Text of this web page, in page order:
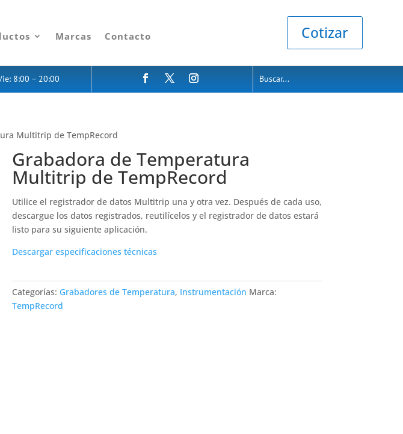
Marcas Contacto Cotizar
8:00 – 20:00
Multitrip de TempRecord
Grabadora de Temperatura
Multitrip de TempRecord
Utilice el registrador de datos Multitrip una y otra vez. Después de cada uso,
descargue los datos registrados, reutilícelos y el registrador de datos estará
listo para su siguiente aplicación.
Descargar especificaciones técnicas
Categorías: Grabadores de Temperatura, Instrumentación Marca:
TempRecord